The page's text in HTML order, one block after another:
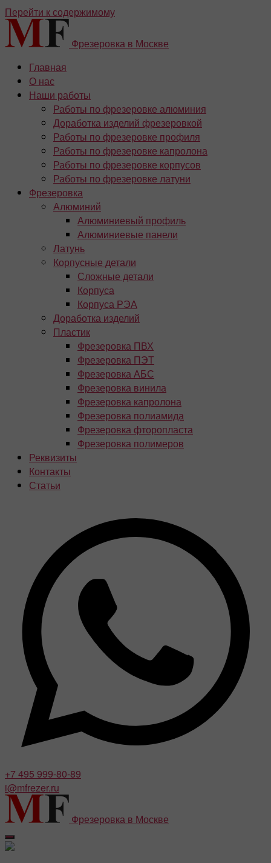
Перейти к содержимому
Фрезеровка в Москве
Главная
О нас
Наши работы
Работы по фрезеровке алюминия
Доработка изделий фрезеровкой
Работы по фрезеровке профиля
Работы по фрезеровке капролона
Работы по фрезеровке корпусов
Работы по фрезеровке латуни
Фрезеровка
Алюминий
Алюминиевый профиль
Алюминиевые панели
Латунь
Корпусные детали
Сложные детали
Корпуса
Корпуса РЭА
Доработка изделий
Пластик
Фрезеровка ПВХ
Фрезеровка ПЭТ
Фрезеровка АБС
Фрезеровка винила
Фрезеровка капролона
Фрезеровка полиамида
Фрезеровка фторопласта
Фрезеровка полимеров
Реквизиты
Контакты
Статьи
+7 495 999-80-89
i@mfrezer.ru
Фрезеровка в Москве